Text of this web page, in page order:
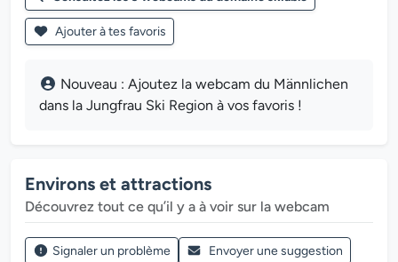
Ajouter à tes favoris
Nouveau : Ajoutez la webcam du Männlichen
dans la Jungfrau Ski Region à vos favoris !
Environs et attractions
Découvrez tout ce qu’il y a à voir sur la webcam
Signaler un problème Envoyer une suggestion